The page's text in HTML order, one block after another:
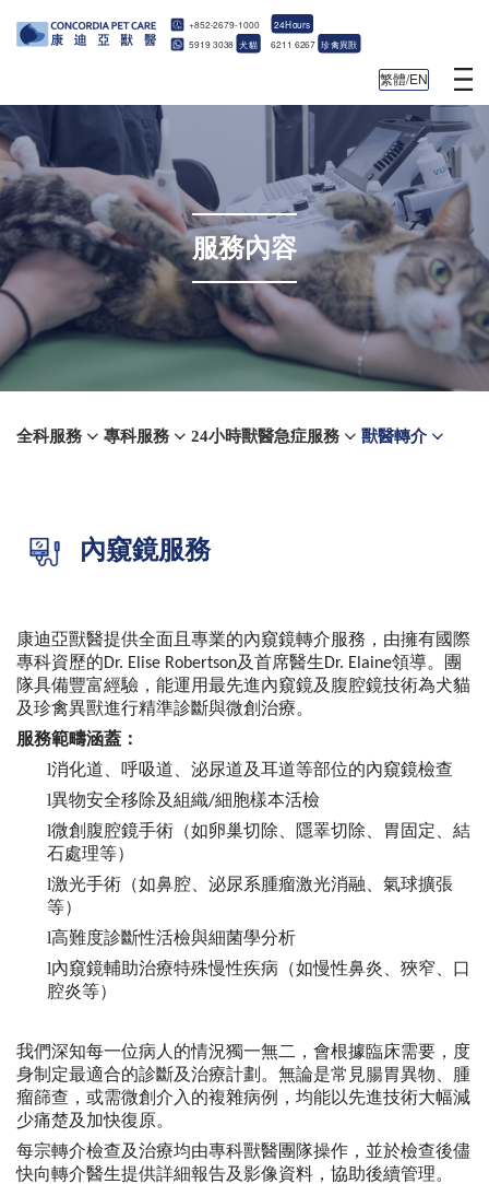
+852-2679-1000 24Hours
5919 3038 犬貓 6211 6267 珍禽異獸
繁體/EN
服務內容
全科服務  專科服務  24小時獸醫急症服務  獸醫轉介 
內窺鏡服務
康迪亞獸醫提供全面且專業的內窺鏡轉介服務，由擁有國際
專科資歷的Dr. Elise Robertson及首席醫生Dr. Elaine領導。團
隊具備豐富經驗，能運用最先進內窺鏡及腹腔鏡技術為犬貓
及珍禽異獸進行精準診斷與微創治療。
服務範疇涵蓋：
l消化道、呼吸道、泌尿道及耳道等部位的內窺鏡檢查
l異物安全移除及組織/細胞樣本活檢
l微創腹腔鏡手術（如卵巢切除、隱睪切除、胃固定、結
石處理等）
l激光手術（如鼻腔、泌尿系腫瘤激光消融、氣球擴張
等）
l高難度診斷性活檢與細菌學分析
l內窺鏡輔助治療特殊慢性疾病（如慢性鼻炎、狹窄、口
腔炎等）
我們深知每一位病人的情況獨一無二，會根據臨床需要，度
身制定最適合的診斷及治療計劃。無論是常見腸胃異物、腫
瘤篩查，或需微創介入的複雜病例，均能以先進技術大幅減
少痛楚及加快復原。
每宗轉介檢查及治療均由專科獸醫團隊操作，並於檢查後儘
快向轉介醫生提供詳細報告及影像資料，協助後續管理。